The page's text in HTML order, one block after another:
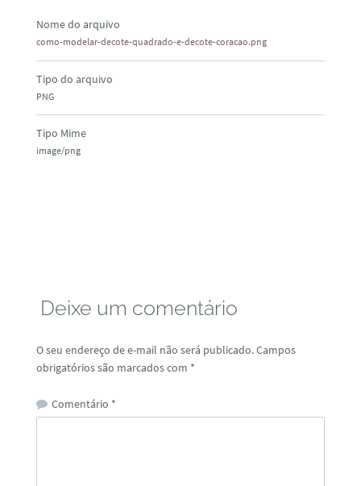
Nome do arquivo
como-modelar-decote-quadrado-e-decote-coracao.png
Tipo do arquivo
PNG
Tipo Mime
image/png
Deixe um comentário
O seu endereço de e-mail não será publicado.Campos
obrigatórios são marcados com *
Comentário *